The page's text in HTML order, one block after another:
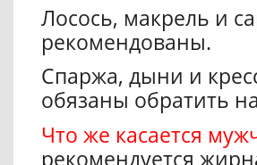
Лосось, макрель и
рекомендованы.
Спаржа, дыни и
обязаны обратить
Что же касается
рекомендуется